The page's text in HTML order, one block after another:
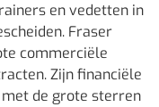
en vedetten in
Fraser
commerciële
Zijn financiële
de grote sterren